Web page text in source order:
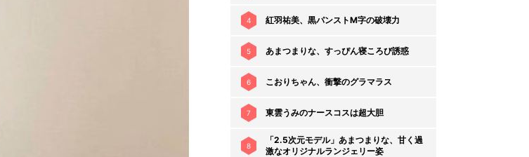
4 紅羽祐美、黒パンストM字の破壊力
5 あまつまりな、すっぴん寝ころび誘惑
6 こおりちゃん、衝撃のグラマラス
7 東雲うみのナースコスは超大胆
8
「2.5次元モデル」あまつまりな、甘く過
激なオリジナルランジェリー姿